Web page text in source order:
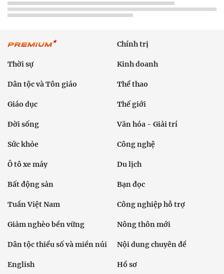
Chính trị
Thời sự Kinh doanh
Dân tộc và Tôn giáo Thể thao
Giáo dục Thế giới
Đời sống Văn hóa - Giải trí
Sức khỏe Công nghệ
Ô tô xe máy Du lịch
Bất động sản Bạn đọc
Tuần Việt Nam Công nghiệp hỗ trợ
Giảm nghèo bền vững Nông thôn mới
Dân tộc thiểu số và miền núi Nội dung chuyên đề
English Hồ sơ